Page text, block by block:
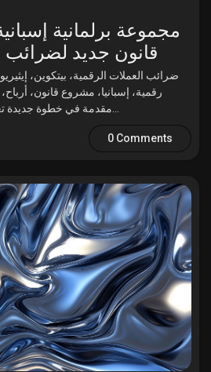
مجموعة برلمانية
قانون جديد لضرائب
ضرائب العملات الرقمية، بيتكوين،
رقمية، إسبانيا، مشروع قانون،
مقدمة في خطوة جديدة تعكس التوجهات العالمية نحو...
0 Comments